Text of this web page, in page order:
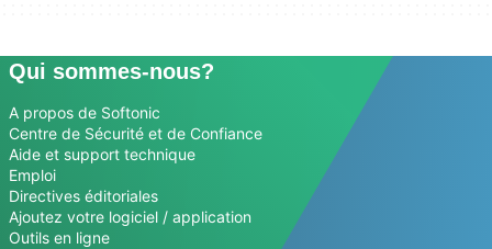
Qui sommes-nous?
A propos de Softonic
Centre de Sécurité et de Confiance
Aide et support technique
Emploi
Directives éditoriales
Ajoutez votre logiciel / application
Outils en ligne